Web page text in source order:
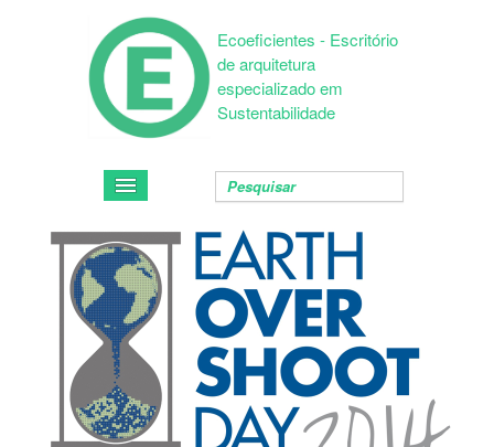
Ecoeficientes - Escritório
de arquitetura
especializado em
Sustentabilidade